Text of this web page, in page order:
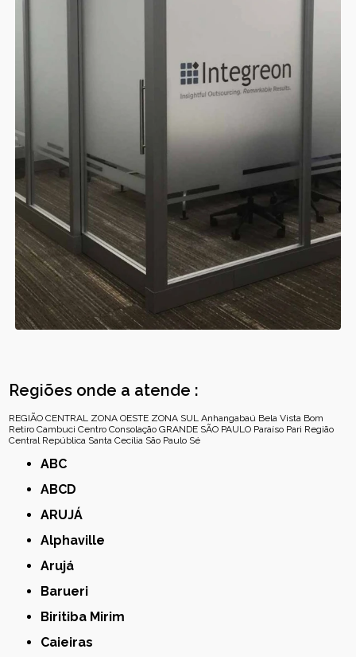
Regiões onde a atende :
REGIÃO CENTRAL ZONA OESTE ZONA SUL Anhangabaú Bela Vista Bom
Retiro Cambuci Centro Consolação GRANDE SÃO PAULO Paraíso Pari Região
Central República Santa Cecília São Paulo Sé
ABC
ABCD
ARUJÁ
Alphaville
Arujá
Barueri
Biritiba Mirim
Caieiras